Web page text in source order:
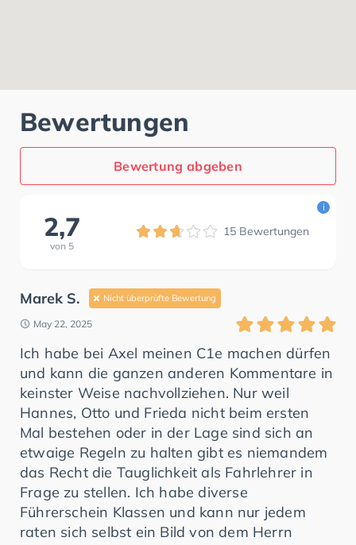
Bewertungen
Bewertung abgeben
2,7
von 5
15 Bewertungen
i
Marek S. Nicht überprüfte Bewertung
May 22, 2025
Ich habe bei Axel meinen C1e machen dürfen
und kann die ganzen anderen Kommentare in
keinster Weise nachvollziehen. Nur weil
Hannes, Otto und Frieda nicht beim ersten
Mal bestehen oder in der Lage sind sich an
etwaige Regeln zu halten gibt es niemandem
das Recht die Tauglichkeit als Fahrlehrer in
Frage zu stellen. Ich habe diverse
Führerschein Klassen und kann nur jedem
raten sich selbst ein Bild von dem Herrn